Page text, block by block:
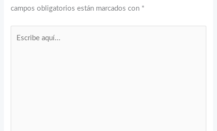
campos obligatorios están marcados con *